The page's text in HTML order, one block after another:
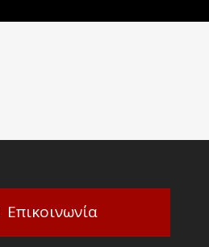
Επικοινωνία